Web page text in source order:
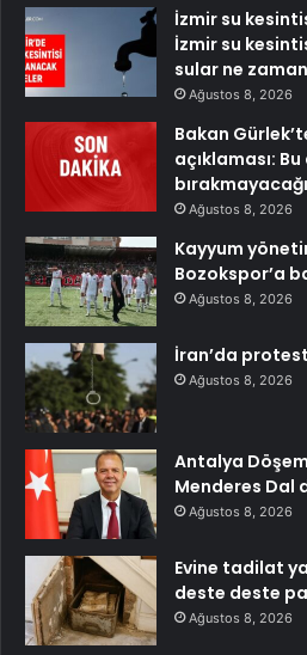
İzmir su
İzmir su
sular ne
Ağustos 8, 2026
Bakan
açıklaması:
Ağustos 8, 2026
Kayyum
Bozokspor’a
Ağustos 8, 2026
İran’da
Ağustos 8, 2026
Antalya
Menderes Dal
Ağustos 8, 2026
Evine tadilat
deste deste
Ağustos 8, 2026